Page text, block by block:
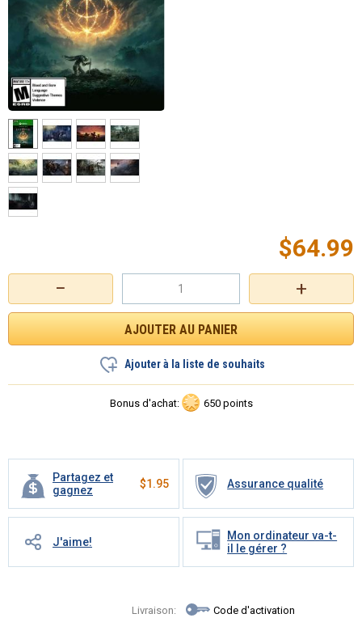
+
−
$64.99
Ajouter à la liste de souhaits
Bonus d'achat: 650 points
Partagez et
gagnez
$1.95 Assurance qualité
J'aime!
Mon ordinateur va-t-
il le gérer ?
Livraison: Code d'activation